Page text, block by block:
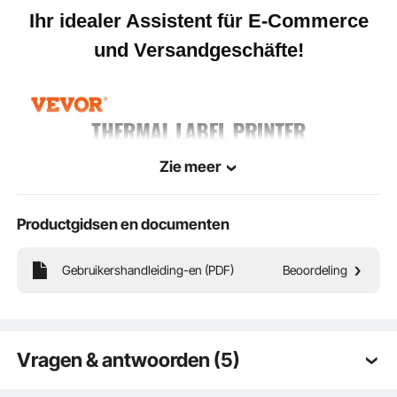
Ihr idealer Assistent für E-Commerce
und Versandgeschäfte!
Zie meer
Productgidsen en documenten
Gebruikershandleiding-en (PDF) Beoordeling
Vragen & antwoorden (5)